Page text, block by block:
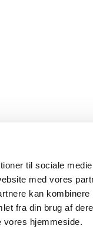
til sociale
med vores
kan kombinere
fra din brug af
hjemmeside.